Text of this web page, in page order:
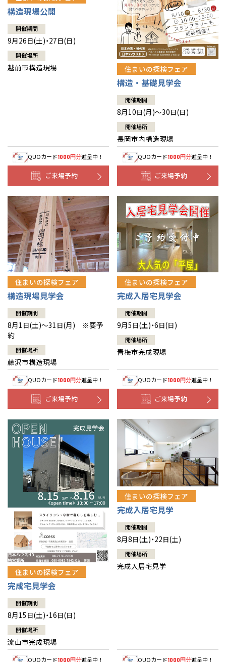
構造現場公開
開催期間
9月26日(土)・27日(日)
開催場所
越前市構造現場
QUOカード1000円分進呈中！
ご来場予約
住まいの探検フェア
構造・基礎見学会
開催期間
8月10日(月)～30日(日)
開催場所
長岡市内構造現場
QUOカード1000円分進呈中！
ご来場予約
住まいの探検フェア
構造現場見学会
開催期間
8月1日(土)～31日(月) ※要予
約
開催場所
藤沢市構造現場
QUOカード1000円分進呈中！
ご来場予約
住まいの探検フェア
完成入居宅見学会
開催期間
9月5日(土)・6日(日)
開催場所
青梅市完成現場
QUOカード1000円分進呈中！
ご来場予約
住まいの探検フェア
完成宅見学会
開催期間
8月15日(土)・16日(日)
開催場所
流山市完成現場
QUOカード1000円分進呈中！
住まいの探検フェア
完成入居宅見学
開催期間
8月8日(土)・22日(土)
開催場所
完成入居宅見学
QUOカード1000円分進呈中！